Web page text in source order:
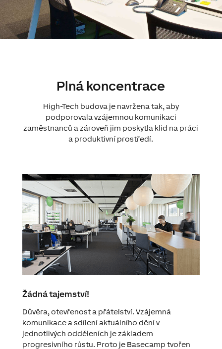
Plná koncentrace
High-Tech budova je navržena tak, aby
podporovala vzájemnou komunikaci
zaměstnanců a zároveň jim poskytla klid na práci
a produktivní prostředí.
Žádná tajemství!
Důvěra, otevřenost a přátelství. Vzájemná
komunikace a sdílení aktuálního dění v
jednotlivých odděleních je základem
progresivního růstu. Proto je Basecamp tvořen